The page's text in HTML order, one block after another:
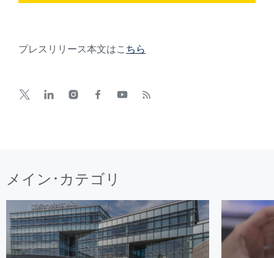
プレスリリース本文はこ ちら
メイン･カテゴリ